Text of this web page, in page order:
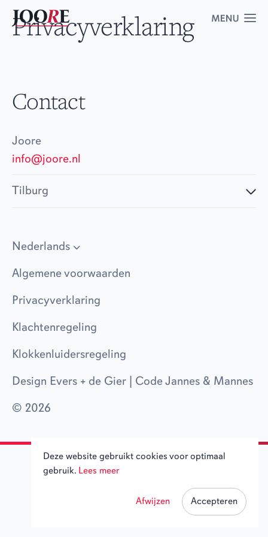
Deze website gebruikt cookies voor optimaal
gebruik. Lees meer
Afwijzen Accepteren
Belastingadvies
Consultancy
Contact
Werken bij Joore
Privacyverklaring
Contact
Joore
info@joore.nl
Tilburg
Nederlands
Algemene voorwaarden
Privacyverklaring
Klachtenregeling
Klokkenluidersregeling
Design Evers + de Gier Code Jannes & Mannes
© 2026